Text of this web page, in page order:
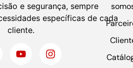
e segurança, sempre
específicas de cada
cliente.